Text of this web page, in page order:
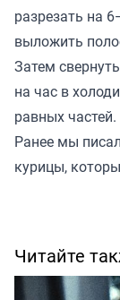
разрезать на
выложить
Затем
на час в
равных
Ранее мы
курицы,
Читайте